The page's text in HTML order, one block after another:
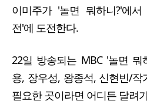
이미주가 '놀면 뭐하니?'에
전'에 도전한다.
22일 방송되는 MBC '놀면 뭐
용, 장우성, 왕종석, 신현빈/작
필요한 곳이라면 어디든 달려